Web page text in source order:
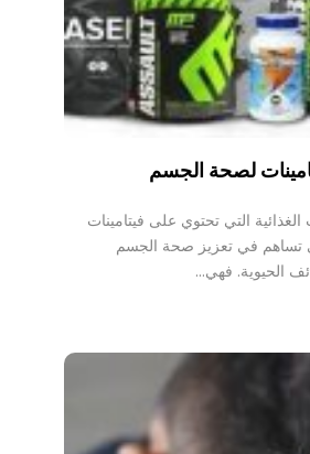
لصحة الجسم
التي تحتوي على فيتامينات
تساهم في تعزيز صحة الجسم
الحيوية. فهي…